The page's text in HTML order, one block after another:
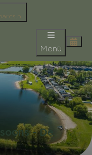
Menü
- De